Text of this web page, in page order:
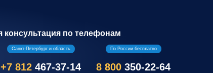
консультация по телефонам
Санкт-Петербург и область
+7 812 467-37-14
По России бесплатно
8 800 350-22-64